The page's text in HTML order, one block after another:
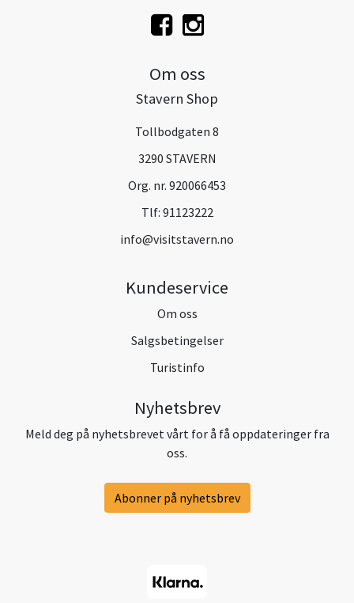
Om oss
Stavern Shop
Tollbodgaten 8
3290 STAVERN
Org. nr. 920066453
Tlf: 91123222
info@visitstavern.no
Kundeservice
Om oss
Salgsbetingelser
Turistinfo
Nyhetsbrev
Meld deg på nyhetsbrevet vårt for å få oppdateringer fra
oss.
Abonner på nyhetsbrev